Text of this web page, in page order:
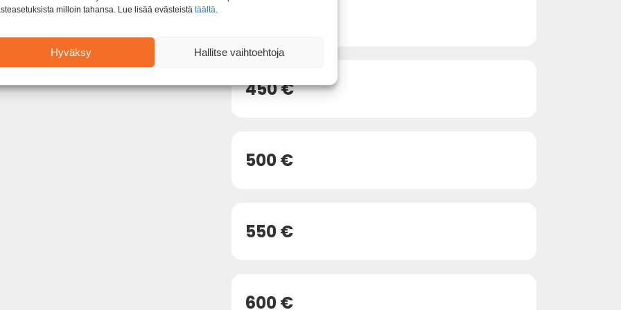
milloin tahansa. Lue lisää evästeistä täältä.
Hyväksy Hallitse vaihtoehtoja
450 €
500 €
550 €
600 €